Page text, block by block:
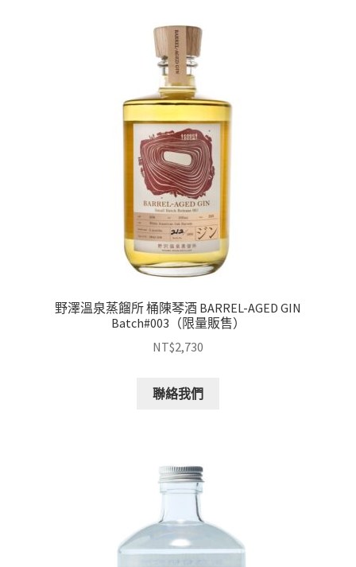
野澤溫泉蒸餾所 桶陳琴酒 BARREL-AGED GIN
Batch#003（限量販售）
NT$2,730
聯絡我們